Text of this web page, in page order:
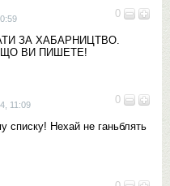
0
ЗА ХАБАРНИЦТВО.
ВИ ПИШЕТЕ!
0
11:09
списку! Нехай не ганьблять